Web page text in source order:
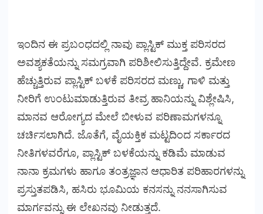
ಇಂದಿನ ಈ ಪ್ರಬಂಧದಲ್ಲಿ ನಾವು ಪ್ಲಾಸ್ಟಿಕ್ ಮುಕ್ತ ಪರಿಸರದ
ಅವಶ್ಯಕತೆಯನ್ನು ಸಮಗ್ರವಾಗಿ ಪರಿಶೀಲಿಸುತ್ತಿದ್ದೇವೆ. ಕ್ರಮೇಣ
ಹೆಚ್ಚುತ್ತಿರುವ ಪ್ಲಾಸ್ಟಿಕ್ ಬಳಕೆ ಪರಿಸರದ ಮಣ್ಣು, ಗಾಳಿ ಮತ್ತು
ನೀರಿಗೆ ಉಂಟುಮಾಡುತ್ತಿರುವ ತೀವ್ರ ಹಾನಿಯನ್ನು ವಿಶ್ಲೇಷಿಸಿ,
ಮಾನವ ಆರೋಗ್ಯದ ಮೇಲೆ ಬೀಳುವ ಪರಿಣಾಮಗಳನ್ನೂ
ಚರ್ಚಿಸಲಾಗಿದೆ. ಜೊತೆಗೆ, ವೈಯಕ್ತಿಕ ಮಟ್ಟದಿಂದ ಸರ್ಕಾರದ
ನೀತಿಗಳವರೆಗೂ, ಪ್ಲಾಸ್ಟಿಕ್ ಬಳಕೆಯನ್ನು ಕಡಿಮೆ ಮಾಡುವ
ನಾನಾ ಕ್ರಮಗಳು ಹಾಗೂ ತಂತ್ರಜ್ಞಾನ ಆಧಾರಿತ ಪರಿಹಾರಗಳನ್ನು
ಪ್ರಸ್ತುತಪಡಿಸಿ, ಹಸಿರು ಭೂಮಿಯ ಕನಸನ್ನು ನನಸಾಗಿಸುವ
ಮಾರ್ಗವನ್ನು ಈ ಲೇಖನವು ನೀಡುತ್ತದೆ.